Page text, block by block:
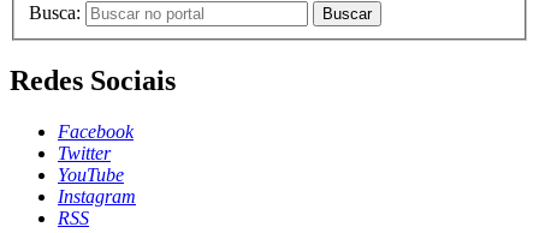
Busca: Buscar
Redes Sociais
Facebook
Twitter
YouTube
Instagram
RSS